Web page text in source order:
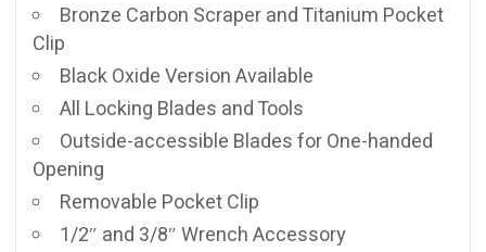
Bronze Carbon Scraper and Titanium Pocket
Clip
Black Oxide Version Available
All Locking Blades and Tools
Outside-accessible Blades for One-handed
Opening
Removable Pocket Clip
1/2″ and 3/8″ Wrench Accessory